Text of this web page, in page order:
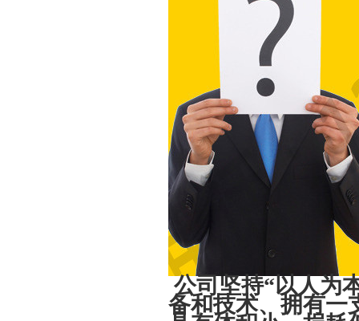
公司坚持“以人为
备和技术、拥有一